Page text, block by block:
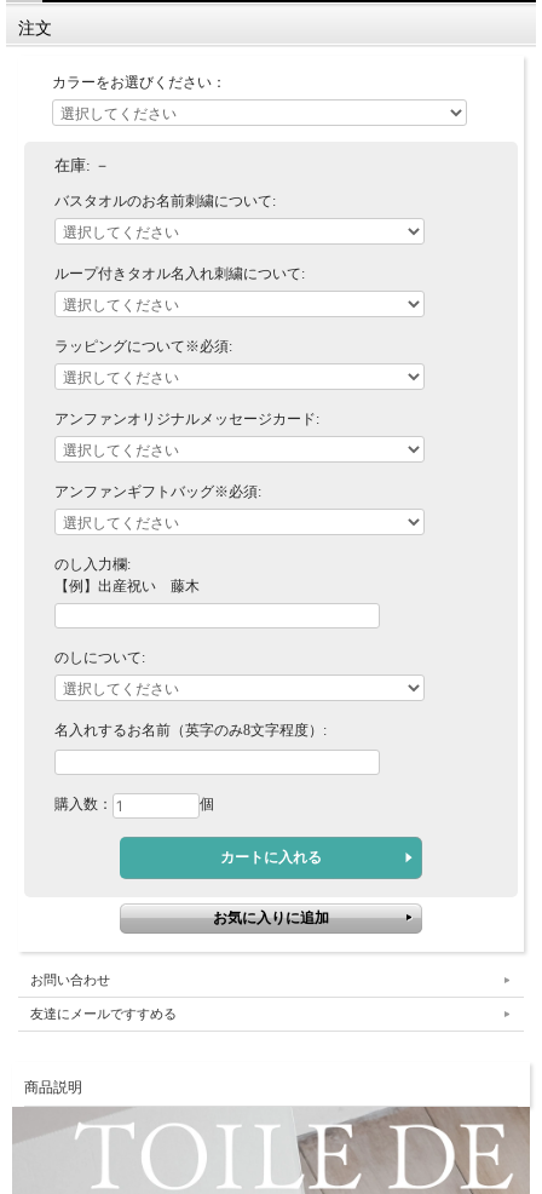
注文
カラーをお選びください：
在庫: －
バスタオルのお名前刺繍について:
ループ付きタオル名入れ刺繍について:
ラッピングについて※必須:
アンファンオリジナルメッセージカード:
アンファンギフトバッグ※必須:
のし入力欄:
【例】出産祝い 藤木
のしについて:
名入れするお名前（英字のみ8文字程度）:
購入数： 個
お問い合わせ
友達にメールですすめる
商品説明